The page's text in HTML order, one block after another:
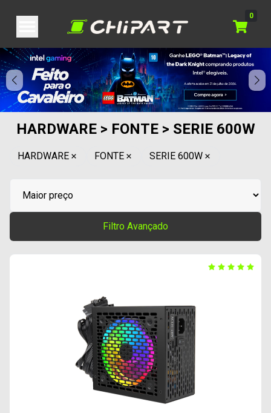
0
HARDWARE > FONTE > SERIE 600W
HARDWARE FONTE SERIE 600W
Filtro Avançado